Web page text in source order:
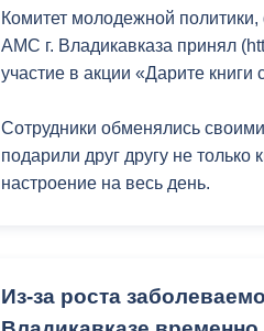
С заботой о городе, ВМБУ
Комитет молодежной политики,
АМС г. Владикавказа принял
участие в акции «Дарите книги
Сотрудники обменялись
подарили друг другу не только
настроение на весь день.
«На многих наших
Из-за роста